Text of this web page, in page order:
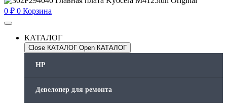
0 ₽ 0 Корзина
КАТАЛОГ
Close КАТАЛОГ Open КАТАЛОГ
HP
Девелопер для ремонта